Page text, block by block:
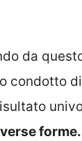
da
condotto
forme.